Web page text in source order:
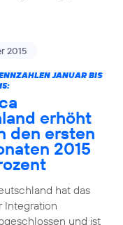
2015
JANUAR BIS
erhöht
den ersten
2015
hat das
Integration
und ist